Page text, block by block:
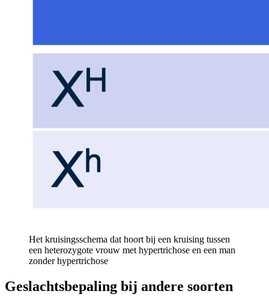
Het kruisingsschema dat hoort bij een kruising tussen
een heterozygote vrouw met hypertrichose en een man
zonder hypertrichose
Geslachtsbepaling bij andere soorten